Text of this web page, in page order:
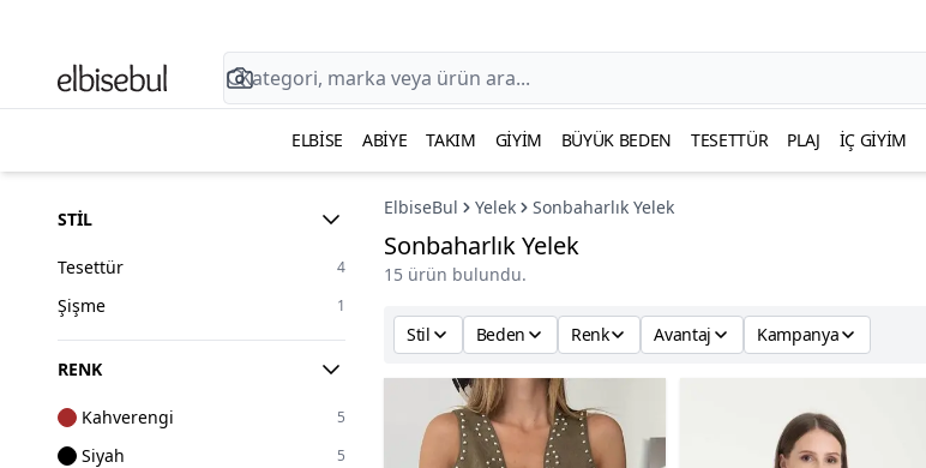
ELBISE ABIYE TAKIM GIYIM BÜYÜK BEDEN TESETTÜR PLAJ İÇ GIYIM
STIL
Tesettür 4
Şişme 1
RENK
Kahverengi 5
Siyah 5
ElbiseBul Yelek Sonbaharlık Yelek
Sonbaharlık Yelek
15 ürün bulundu.
Stil Beden Renk Avantaj Kampanya